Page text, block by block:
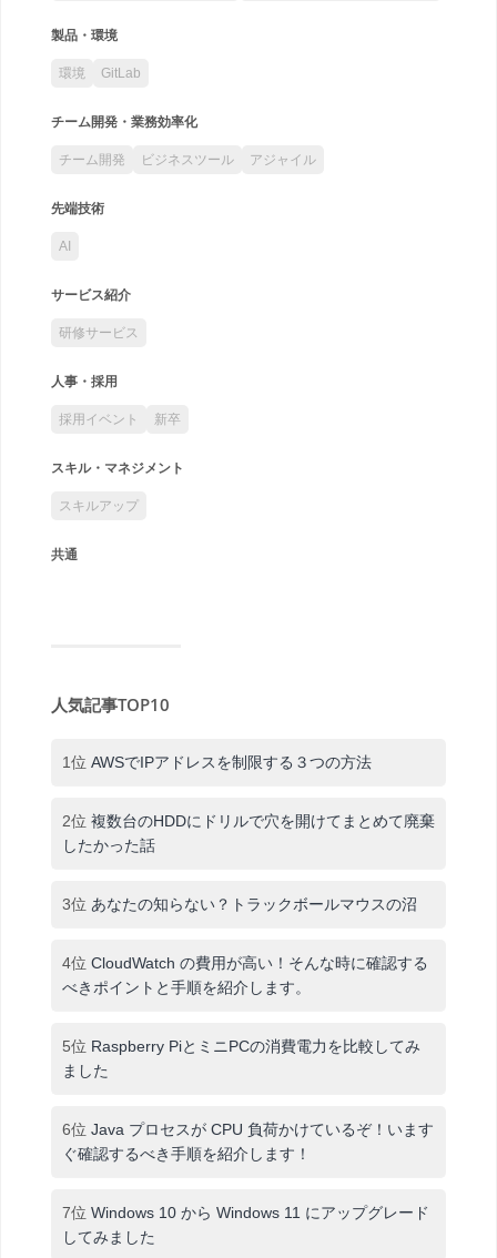
製品・環境
環境 GitLab
チーム開発・業務効率化
チーム開発 ビジネスツール アジャイル
先端技術
AI
サービス紹介
研修サービス
人事・採用
採用イベント 新卒
スキル・マネジメント
スキルアップ
共通
人気記事TOP10
1位 AWSでIPアドレスを制限する３つの方法
2位 複数台のHDDにドリルで穴を開けてまとめて廃棄
したかった話
3位 あなたの知らない？トラックボールマウスの沼
4位 CloudWatch の費用が高い！そんな時に確認する
べきポイントと手順を紹介します。
5位 Raspberry PiとミニPCの消費電力を比較してみ
ました
6位 Java プロセスが CPU 負荷かけているぞ！います
ぐ確認するべき手順を紹介します！
7位 Windows 10 から Windows 11 にアップグレード
してみました